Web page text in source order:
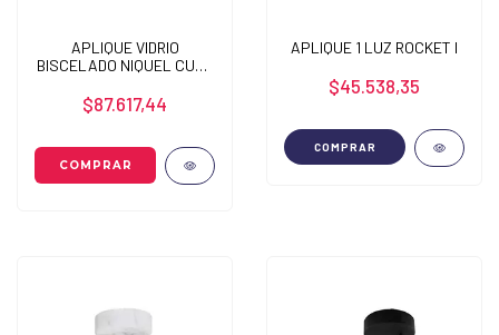
APLIQUE VIDRIO
BISCELADO NIQUEL CUBA
$87.617,44
APLIQUE 1 LUZ ROCKET I
$45.538,35
COMPRAR